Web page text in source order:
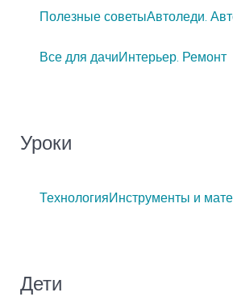
Полезные советыАвтоледи.
Все для дачиИнтерьер. Ремонт
Уроки
ТехнологияИнструменты и
Дети